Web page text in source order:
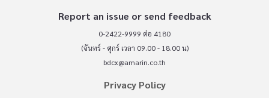
Report an issue or send feedback
0-2422-9999 ต่อ 4180
(จันทร์ - ศุกร์ เวลา 09.00 - 18.00 น)
bdcx@amarin.co.th
Privacy Policy